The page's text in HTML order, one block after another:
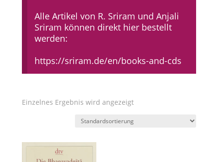
Alle Artikel von R. Sriram und Anjali
Sriram können direkt hier bestellt
werden:
https://sriram.de/en/books-and-cds
Einzelnes Ergebnis wird angezeigt